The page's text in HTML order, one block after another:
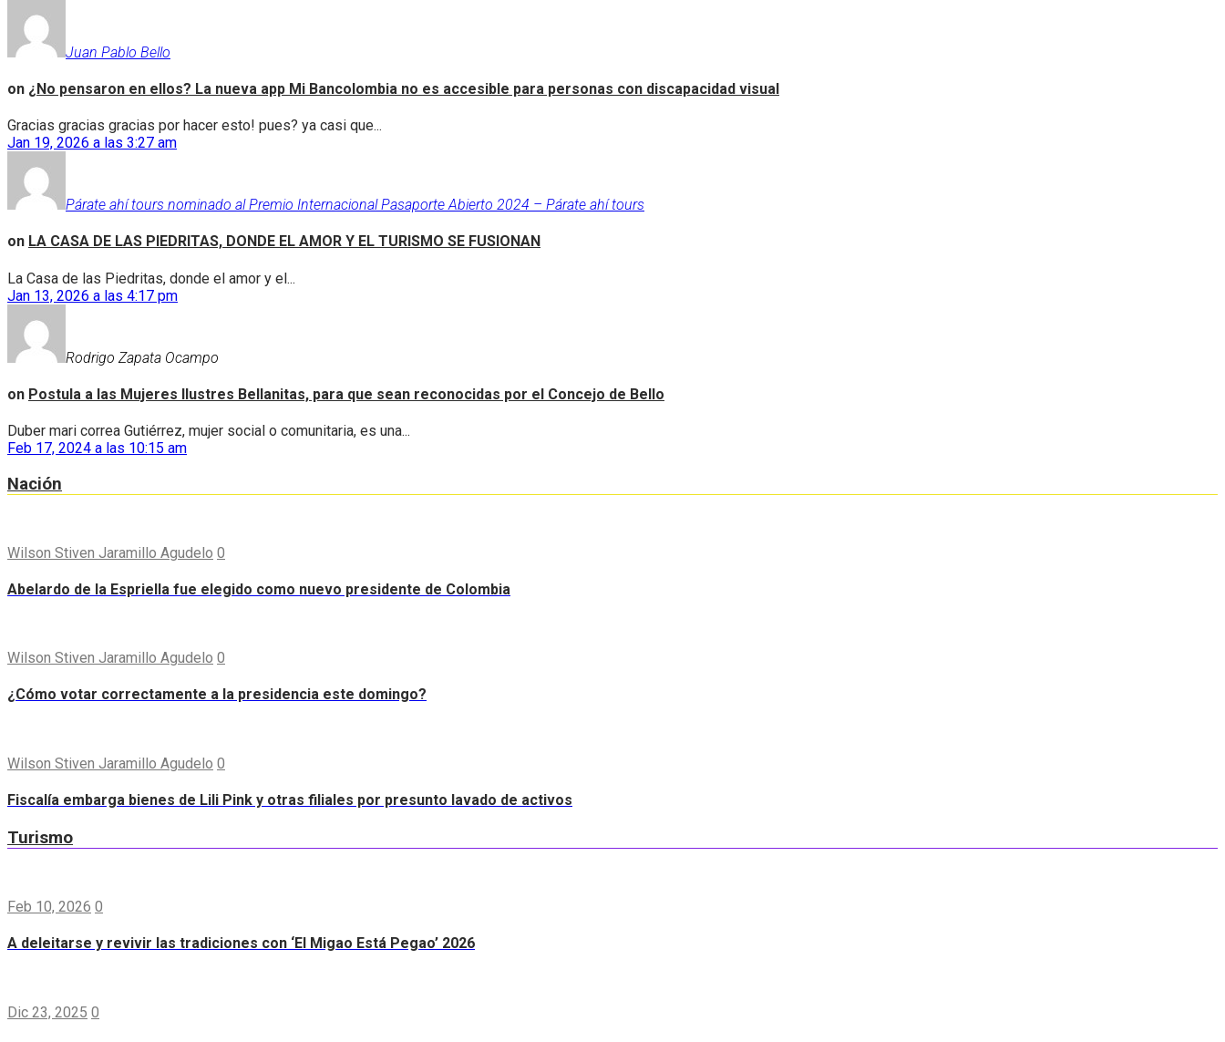
Juan Pablo Bello
on ¿No pensaron en ellos? La nueva app Mi Bancolombia no es accesible para personas con discapacidad visual
Gracias gracias gracias por hacer esto! pues? ya casi que...
Jan 19, 2026 a las 3:27 am
Párate ahí tours nominado al Premio Internacional Pasaporte Abierto 2024 – Párate ahí tours
on LA CASA DE LAS PIEDRITAS, DONDE EL AMOR Y EL TURISMO SE FUSIONAN
La Casa de las Piedritas, donde el amor y el...
Jan 13, 2026 a las 4:17 pm
Rodrigo Zapata Ocampo
on Postula a las Mujeres Ilustres Bellanitas, para que sean reconocidas por el Concejo de Bello
Duber mari correa Gutiérrez, mujer social o comunitaria, es una...
Feb 17, 2024 a las 10:15 am
Nación
Wilson Stiven Jaramillo Agudelo 0
Abelardo de la Espriella fue elegido como nuevo presidente de Colombia
Wilson Stiven Jaramillo Agudelo 0
¿Cómo votar correctamente a la presidencia este domingo?
Wilson Stiven Jaramillo Agudelo 0
Fiscalía embarga bienes de Lili Pink y otras filiales por presunto lavado de activos
Turismo
Feb 10, 2026 0
A deleitarse y revivir las tradiciones con ‘El Migao Está Pegao’ 2026
Dic 23, 2025 0